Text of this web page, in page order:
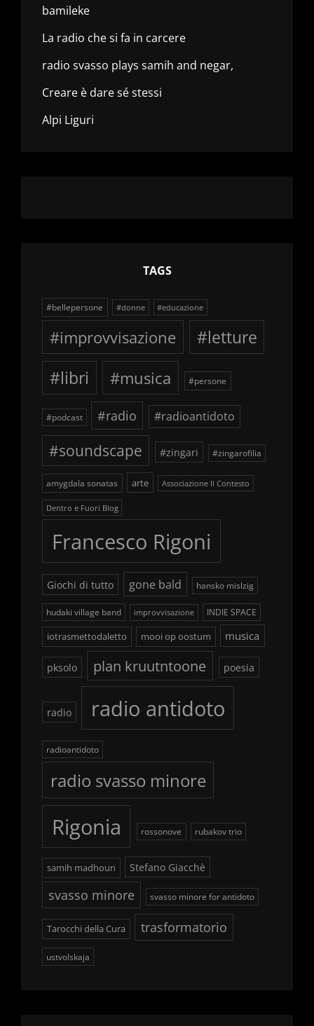
bamileke
La radio che si fa in carcere
radio svasso plays samih and negar,
Creare è dare sé stessi
Alpi Liguri
TAGS
#bellepersone #donne #educazione
#improvvisazione
#letture
#libri
#musica #persone
#podcast #radio #radioantidoto
#soundscape #zingari #zingarofilia
amygdala sonatas arte Associazione Il Contesto
Dentro e Fuori Blog
Francesco Rigoni
Giochi di tutto gone bald hansko mislzig
hudaki village band improvvisazione INDIE SPACE
iotrasmettodaletto mooi op oostum musica
pksolo plan kruutntoone poesia
radio radio antidoto
radioantidoto
radio svasso minore
Rigonia rossonove rubakov trio
samih madhoun Stefano Giacchè
svasso minore svasso minore for antidoto
Tarocchi della Cura trasformatorio
ustvolskaja